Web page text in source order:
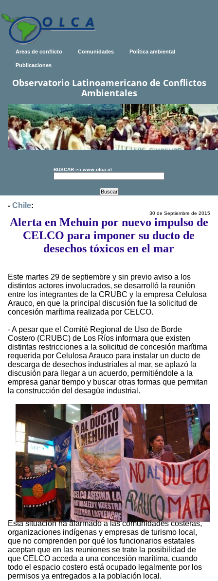
Areas de conflicto Comunidades Política ambiental
Publicaciones
Observatorio Latinoamericano de Conflictos
Ambientales
BUSCAR en www.olca.cl
- Chile:
30 de Septiembre de 2015
Alerta en Mehuin por nuevo impulso de
CELCO para imponer su ducto de
desechos tóxicos en el mar
Este martes 29 de septiembre y sin previo aviso a los
distintos actores involucrados, se desarrolló la reunión
entre los integrantes de la CRUBC y la empresa Celulosa
Arauco, en que la principal discusión fue la solicitud de
concesión marítima realizada por CELCO.
- A pesar que el Comité Regional de Uso de Borde
Costero (CRUBC) de Los Ríos informara que existen
distintas restricciones a la solicitud de concesión marítima
requerida por Celulosa Arauco para instalar un ducto de
descarga de desechos industriales al mar, se aplazó la
discusión para llegar a un acuerdo, permitiéndole a la
empresa ganar tiempo y buscar otras formas que permitan
la construcción del desagüe industrial.
Esta situación ha alarmado a las comunidades costeras,
organizaciones indígenas y empresas de turismo local,
que no comprenden por qué los funcionarios estatales
aceptan que en las reuniones se trate la posibilidad de
que CELCO acceda a una concesión marítima, cuando
todo el espacio costero está ocupado legalmente por los
permisos ya entregados a la población local.